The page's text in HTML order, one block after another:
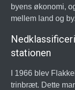
byens økonomi,
mellem land og by.
stationen
I 1966 blev
trinbræt. Dette